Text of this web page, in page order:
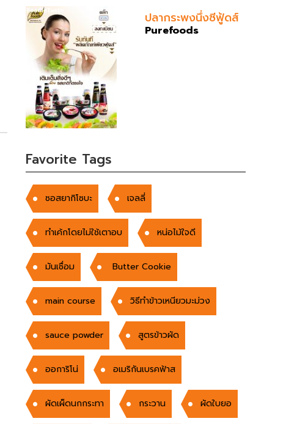
ปลากระพงนึ่งซีฟู้ดส์
Purefoods
Favorite Tags
ซอสยากิโซบะ เจลลี่
ทำเค้กโดยไม่ใช้เตาอบ หน่อไม้ใจดี
มันเชื่อม Butter Cookie
main course วิธีทำข้าวเหนียวมะม่วง
sauce powder สูตรข้าวผัด
ออการิโน่ อเมริกันเบรคฟ้าส
ผัดเผ็ดนกกระทา กระวาน ผัดใบยอ